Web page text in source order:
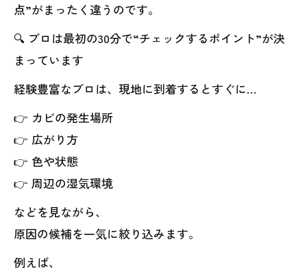
点”がまったく違うのです。
🔍 プロは最初の30分で“チェックするポイント”が決
まっています
経験豊富なプロは、現地に到着するとすぐに…
👉 カビの発生場所
👉 広がり方
👉 色や状態
👉 周辺の湿気環境
などを見ながら、
原因の候補を一気に絞り込みます。
例えば、